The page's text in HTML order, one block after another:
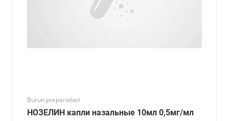
Burun preparatlari
НОЗЕЛИН капли назальные 10мл 0,5мг/мл